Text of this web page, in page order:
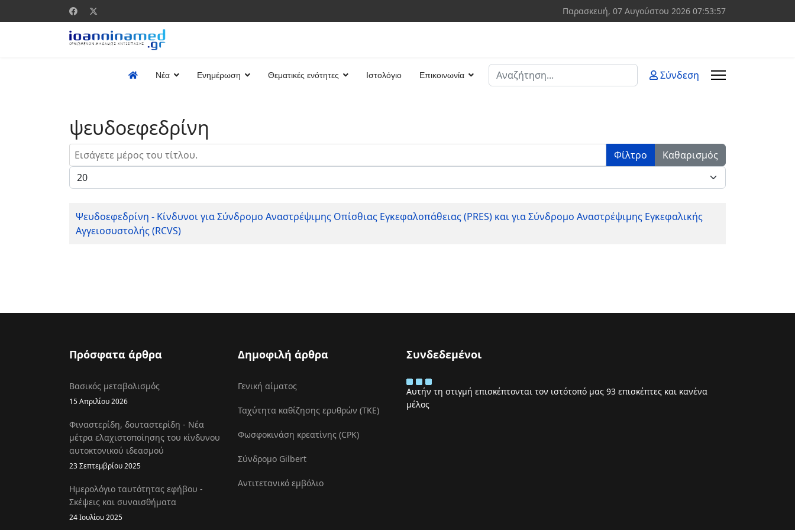
Παρασκευή, 07 Αυγούστου 2026 07:53:57
Νέα Ενημέρωση Θεματικές ενότητες Ιστολόγιο Επικοινωνία
Αναζήτηση
Σύνδεση
ψευδοεφεδρίνη
Εισάγετε μέρος του τίτλου. Φίλτρο
Καθαρισμός
Εμφάνιση #
Ψευδοεφεδρίνη - Κίνδυνοι για Σύνδρομο Αναστρέψιμης Οπίσθιας Εγκεφαλοπάθειας (PRES) και για Σύνδρομο Αναστρέψιμης Εγκεφαλικής
Αγγειοσυστολής (RCVS)
Πρόσφατα άρθρα
Βασικός μεταβολισμός
15 Απριλίου 2026
Φιναστερίδη, δουταστερίδη - Νέα
μέτρα ελαχιστοποίησης του κίνδυνου
αυτοκτονικού ιδεασμού
23 Σεπτεμβρίου 2025
Ημερολόγιο ταυτότητας εφήβου -
Σκέψεις και συναισθήματα
24 Ιουλίου 2025
Δημοφιλή άρθρα
Γενική αίματος
Ταχύτητα καθίζησης ερυθρών (ΤΚΕ)
Φωσφοκινάση κρεατίνης (CPK)
Σύνδρομο Gilbert
Αντιτετανικό εμβόλιο
Συνδεδεμένοι
Αυτήν τη στιγμή επισκέπτονται τον ιστότοπό μας 93 επισκέπτες και κανένα
μέλος